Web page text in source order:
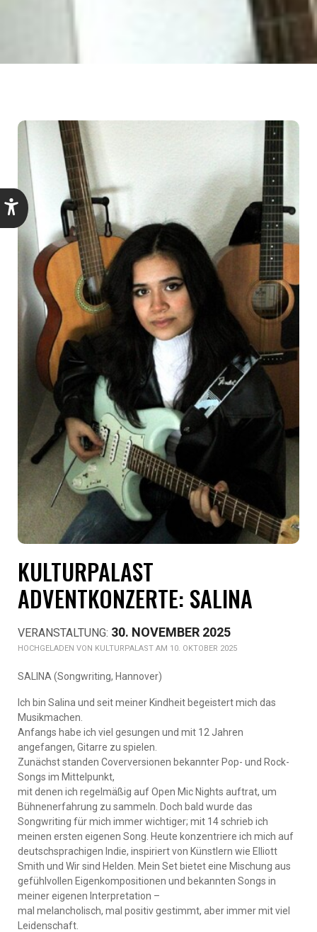
KULTURPALAST
ADVENTKONZERTE: SALINA
30. NOVEMBER 2025
KULTURPALAST AM 10. OKTOBER 2025
SALINA (Songwriting, Hannover)
Ich bin Salina und seit meiner Kindheit begeistert mich das
Musikmachen.
Anfangs habe ich viel gesungen und mit 12 Jahren
angefangen, Gitarre zu spielen.
Zunächst standen Coverversionen bekannter Pop- und Rock-
Songs im Mittelpunkt,
mit denen ich regelmäßig auf Open Mic Nights auftrat, um
Bühnenerfahrung zu sammeln. Doch bald wurde das
Songwriting für mich immer wichtiger; mit 14 schrieb ich
meinen ersten eigenen Song. Heute konzentriere ich mich auf
deutschsprachigen Indie, inspiriert von Künstlern wie Elliott
Smith und Wir sind Helden. Mein Set bietet eine Mischung aus
gefühlvollen Eigenkompositionen und bekannten Songs in
meiner eigenen Interpretation –
mal melancholisch, mal positiv gestimmt, aber immer mit viel
Leidenschaft.